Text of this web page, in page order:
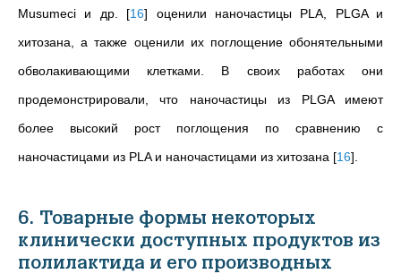
Musumeci и др. [16] оценили наночастицы PLA, PLGA и
хитозана, а также оценили их поглощение обонятельными
обволакивающими клетками. В своих работах они
продемонстрировали, что наночастицы из PLGA имеют
более высокий рост поглощения по сравнению с
наночастицами из PLA и наночастицами из хитозана [16]
6. Товарные формы некоторых
клинически доступных продуктов из
полилактида и его производных